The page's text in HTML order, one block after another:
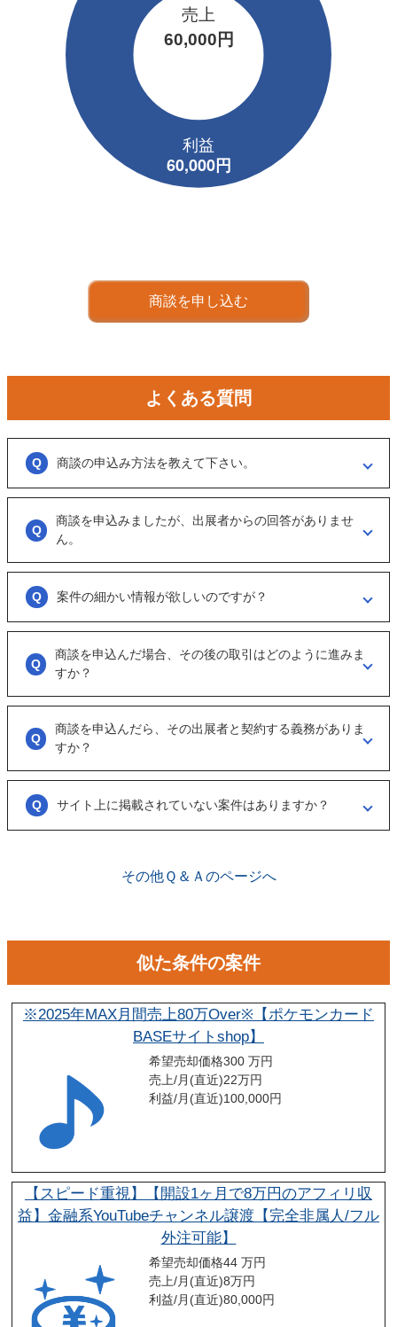
売上
60,000円
商談を申し込む
よくある質問
商談の申込み方法を教えて下さい。
「商談を申し込む」ボタンからお申し込みください。
商談といっても、急に条件、金額交渉を行う訳ではなくまずは、どのよ
うな事業をされているのか？
可能であれば、詳細情報を出して欲しいと連絡ください。
商談を申込みましたが、出展者からの回答がありませ
ん。
大変申し訳ございません。こちらも、回答がない出展者には返事をする
ように催促をしております。
ただ、案件を見ていない方もおられるので、数日経っても返信がない場
案件の細かい情報が欲しいのですが？
「商談を申し込む」ボタンから案件の詳細情報をリクエストしてくださ
オンラインとは言え対人のやりとりですので、丁寧な言葉遣いを心掛け
商談を申込んだ場合、その後の取引はどのように進みま
すか？
実際に出展者（仲介案件の場合、仲介担当者）とのメッセージのやりと
りになります。
具体的に購入を考えた場合は、一度、出展者とのオンライン面談を行う
商談を申込んだら、その出展者と契約する義務がありま
すか？
ございません。まずは、商談でどのような事業なのかを確認する目的も
あるため、気軽に商談申し込みを行ってください。
サイト上に掲載されていない案件はありますか？
その他Ｑ＆Ａのページへ
似た条件の案件
※2025年MAX月間売上80万Over※【ポケモンカード
BASEサイトshop】
希望売却価格300 万円
売上/月(直近)22万円
利益/月(直近)100,000円
【スピード重視】【開設1ヶ月で8万円のアフィリ収
益】金融系YouTubeチャンネル譲渡【完全非属人/フル
外注可能】
希望売却価格44 万円
売上/月(直近)8万円
利益/月(直近)80,000円